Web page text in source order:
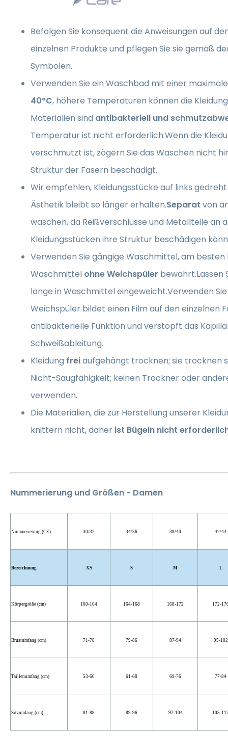
Befolgen Sie konsequent die Anweisungen auf
einzelnen Produkte und pflegen Sie sie gemäß
Symbolen.
Verwenden Sie ein Waschbad mit einer
40°C, höhere Temperaturen können die
Materialien sind antibakteriell und
Temperatur ist nicht erforderlich.Wenn die
verschmutzt ist, zögern Sie das Waschen nicht
Struktur der Fasern beschädigt.
Wir empfehlen, Kleidungsstücke auf links
Ästhetik bleibt so länger erhalten.Separat von
waschen, da Reißverschlüsse und Metallteile an
Kleidungsstücken ihre Struktur beschädigen
Verwenden Sie gängige Waschmittel, am besten
Waschmittel ohne Weichspüler bewährt.Lassen
lange in Waschmittel eingeweicht.Verwenden
Weichspüler bildet einen Film auf den einzelnen
antibakterielle Funktion und verstopft das
Schweißableitung.
Kleidung freiaufgehängt trocknen; sie trocknen
Nicht-Saugfähigkeit; keinen Trockner oder
verwenden.
Die Materialien, die zur Herstellung unserer
knittern nicht, daher ist Bügeln nicht
Nummerierung und Größen - Damen
Nummerierung (CZ) 30/32 34/36 38/40 42/44
Bezeichnung XS S M L
Körpergröße (cm) 160-164 164-168 168-172 172-
Brustumfang (cm) 71-78 79-86 87-94 95-102
Taillenumfang (cm) 53-60 61-68 69-76 77-84
Sitzumfang (cm) 81-88 89-96 97-104 105-